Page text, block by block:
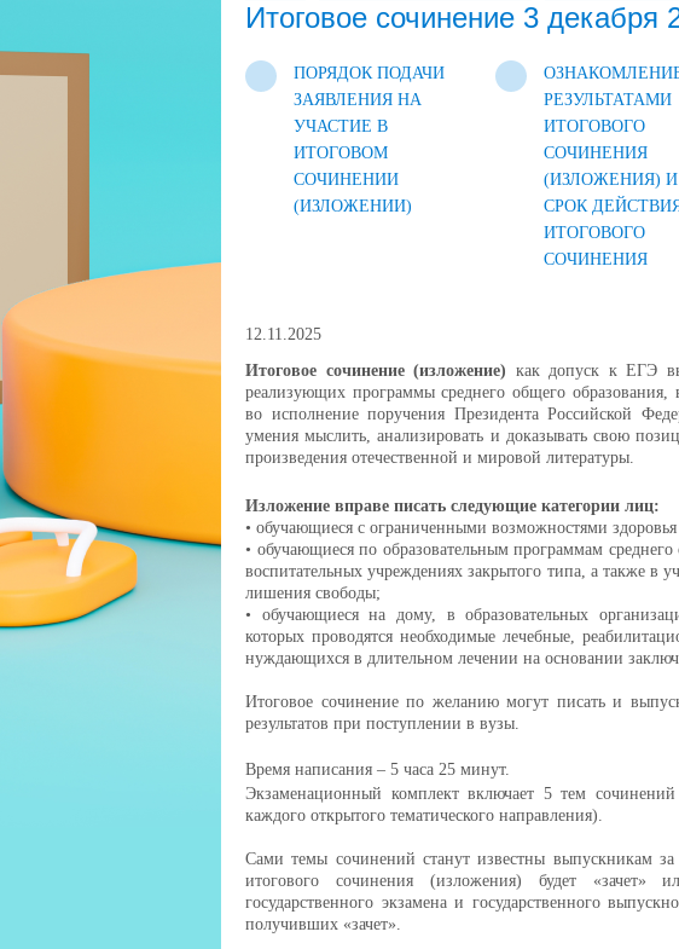
Итоговое сочинение 3 декабря
ПОРЯДОК ПОДАЧИ
ЗАЯВЛЕНИЯ НА
УЧАСТИЕ В
ИТОГОВОМ
СОЧИНЕНИИ
(ИЗЛОЖЕНИИ)
РЕЗУЛЬТАТАМИ
ИТОГОВОГО
СОЧИНЕНИЯ
(ИЗЛОЖЕНИЯ) И
СРОК
ИТОГОВОГО
СОЧИНЕНИЯ
12.11.2025
Итоговое сочинение (изложение) как допуск к ЕГЭ
реализующих программы среднего общего
во исполнение поручения Президента Российской
умения мыслить, анализировать и доказывать свою
произведения отечественной и мировой литературы.
Изложение вправе писать следующие категории лиц:
• обучающиеся с ограниченными возможностями
• обучающиеся по образовательным программам
воспитательных учреждениях закрытого типа, а также в
лишения свободы;
• обучающиеся на дому, в образовательных
которых проводятся необходимые лечебные,
нуждающихся в длительном лечении на основании
Итоговое сочинение по желанию могут писать и
результатов при поступлении в вузы.
Время написания – 5 часа 25 минут.
Экзаменационный комплект включает 5 тем
каждого открытого тематического направления).
Сами темы сочинений станут известны выпускникам за
итогового сочинения (изложения) будет «зачет»
государственного экзамена и государственного
получивших «зачет».